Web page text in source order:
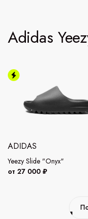
Adidas
ADIDAS
Yeezy Slide "Onyx"
от 27 000 ₽